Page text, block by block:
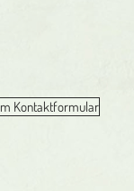
Kontaktformular